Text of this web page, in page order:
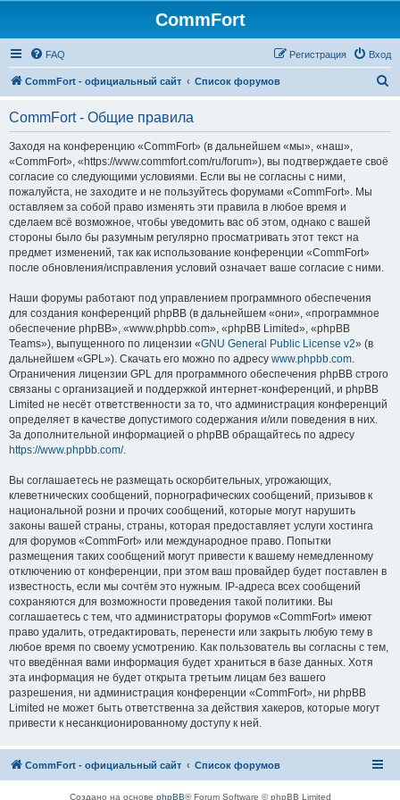
CommFort
FAQ Вход
Регистрация
CommFort - официальный сайт Список форумов
CommFort - Общие правила
Заходя на конференцию «CommFort» (в дальнейшем «мы», «наш»,
«CommFort», «https://www.commfort.com/ru/forum»), вы подтверждаете своё
согласие со следующими условиями. Если вы не согласны с ними,
пожалуйста, не заходите и не пользуйтесь форумами «CommFort». Мы
оставляем за собой право изменять эти правила в любое время и
сделаем всё возможное, чтобы уведомить вас об этом, однако с вашей
стороны было бы разумным регулярно просматривать этот текст на
предмет изменений, так как использование конференции «CommFort»
после обновления/исправления условий означает ваше согласие с ними.
Наши форумы работают под управлением программного обеспечения
для создания конференций phpBB (в дальнейшем «они», «программное
обеспечение phpBB», «www.phpbb.com», «phpBB Limited», «phpBB
Teams»), выпущенного по лицензии «GNU General Public License v2» (в
дальнейшем «GPL»). Скачать его можно по адресу www.phpbb.com.
Ограничения лицензии GPL для программного обеспечения phpBB строго
связаны с организацией и поддержкой интернет-конференций, и phpBB
Limited не несёт ответственности за то, что администрация конференций
определяет в качестве допустимого содержания и/или поведения в них.
За дополнительной информацией о phpBB обращайтесь по адресу
https://www.phpbb.com/.
Вы соглашаетесь не размещать оскорбительных, угрожающих,
клеветнических сообщений, порнографических сообщений, призывов к
национальной розни и прочих сообщений, которые могут нарушить
законы вашей страны, страны, которая предоставляет услуги хостинга
для форумов «CommFort» или международное право. Попытки
размещения таких сообщений могут привести к вашему немедленному
отключению от конференции, при этом ваш провайдер будет поставлен в
известность, если мы сочтём это нужным. IP-адреса всех сообщений
сохраняются для возможности проведения такой политики. Вы
соглашаетесь с тем, что администраторы форумов «CommFort» имеют
право удалить, отредактировать, перенести или закрыть любую тему в
любое время по своему усмотрению. Как пользователь вы согласны с тем,
что введённая вами информация будет храниться в базе данных. Хотя
эта информация не будет открыта третьим лицам без вашего
разрешения, ни администрация конференции «CommFort», ни phpBB
Limited не может быть ответственна за действия хакеров, которые могут
привести к несанкционированному доступу к ней.
CommFort - официальный сайт Список форумов
Создано на основе phpBB® Forum Software © phpBB Limited